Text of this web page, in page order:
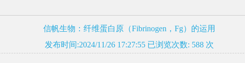
信帆生物：纤维蛋白原（Fibrinogen，Fg）的运用
发布时间:2024/11/26 17:27:55 已浏览次数: 588 次